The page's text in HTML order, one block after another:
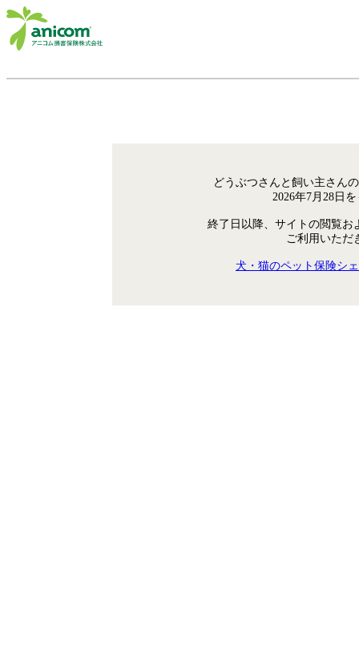
どうぶつさんと飼い主さん
2026年7月28日
終了日以降、サイトの閲覧お
ご利用いただ
犬・猫のペット保険シ